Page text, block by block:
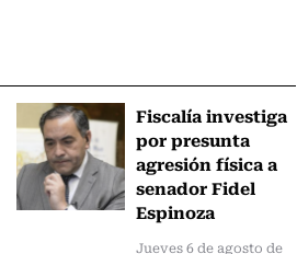
Fiscalía investiga
por presunta
agresión física a
senador Fidel
Espinoza
Jueves 6 de agosto de